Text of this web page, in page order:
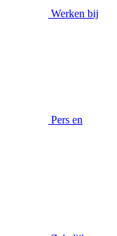
Werken bij
Pers en